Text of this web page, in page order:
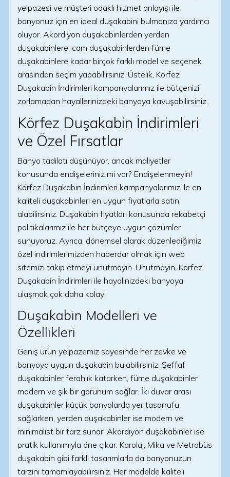
yelpazesi ve müşteri odaklı hizmet anlayışı ile
banyonuz için en ideal duşakabini bulmanıza yardımcı
oluyor. Akordiyon duşakabinlerden yerden
duşakabinlere, cam duşakabinlerden füme
duşakabinlere kadar birçok farklı model ve seçenek
arasından seçim yapabilirsiniz. Üstelik, Körfez
Duşakabin İndirimleri kampanyalarımız ile bütçenizi
zorlamadan hayallerinizdeki banyoya kavuşabilirsiniz.
Körfez Duşakabin İndirimleri
ve Özel Fırsatlar
Banyo tadilatı düşünüyor, ancak maliyetler
konusunda endişeleriniz mi var? Endişelenmeyin!
Körfez Duşakabin İndirimleri kampanyalarımız ile en
kaliteli duşakabinleri en uygun fiyatlarla satın
alabilirsiniz. Duşakabin fiyatları konusunda rekabetçi
politikalarımız ile her bütçeye uygun çözümler
sunuyoruz. Ayrıca, dönemsel olarak düzenlediğimiz
özel indirimlerimizden haberdar olmak için web
sitemizi takip etmeyi unutmayın. Unutmayın, Körfez
Duşakabin İndirimleri ile hayalinizdeki banyoya
ulaşmak çok daha kolay!
Duşakabin Modelleri ve
Özellikleri
Geniş ürün yelpazemiz sayesinde her zevke ve
banyoya uygun duşakabin bulabilirsiniz. Şeffaf
duşakabinler ferahlık katarken, füme duşakabinler
modern ve şık bir görünüm sağlar. İki duvar arası
duşakabinler küçük banyolarda yer tasarrufu
sağlarken, yerden duşakabinler ise modern ve
minimalist bir tarz sunar. Akordiyon duşakabinler ise
pratik kullanımıyla öne çıkar. Karolaj, Mika ve Metrobüs
duşakabin gibi farklı tasarımlarla da banyonuzun
tarzını tamamlayabilirsiniz. Her modelde kaliteli